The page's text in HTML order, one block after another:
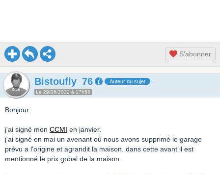
S'abonner
Bistoufly_76 Auteur du sujet
Le 29/06/2022 à 17h58
Bonjour.
j'ai signé mon CCMI en janvier.
j'ai signé en mai un avenant où nous avons supprimé le garage
prévu a l'origine et agrandit la maison. dans cette avant il est
mentionné le prix gobal de la maison.